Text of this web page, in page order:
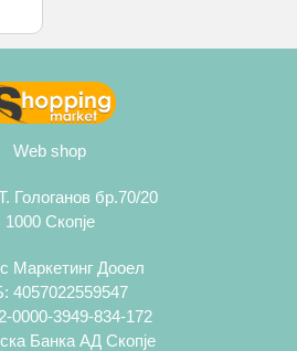
Web shop
Гологанов бр.70/20
1000 Скопје
Маркетинг Дооел
4057022559547
0000-3949-834-172
Банка АД Скопје